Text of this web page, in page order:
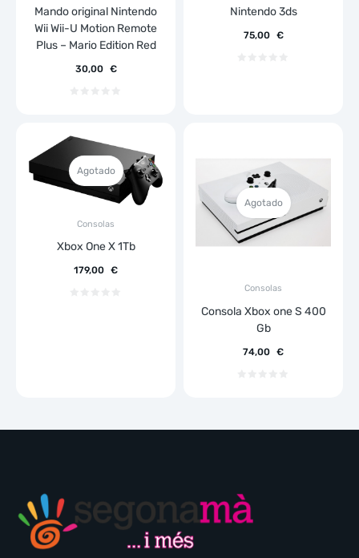
Mando original Nintendo
Wii Wii-U Motion Remote
Plus – Mario Edition Red
30,00 €
Nintendo 3ds
75,00 €
Agotado
Consolas
Xbox One X 1Tb
179,00 €
Agotado
Consolas
Consola Xbox one S 400
Gb
74,00 €